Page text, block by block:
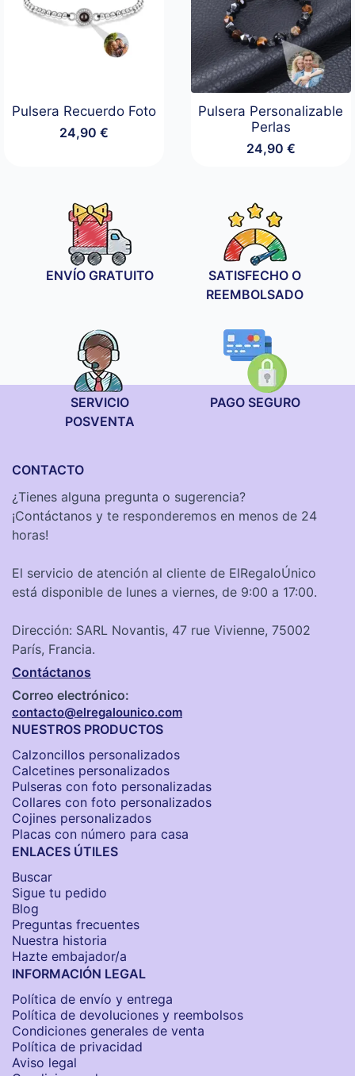
Pulsera Recuerdo Foto
24,90€
Pulsera Personalizable
Perlas
24,90 €
ENVÍO GRATUITO
SATISFECHO O
REEMBOLSADO
SERVICIO
POSVENTA
PAGO SEGURO
CONTACTO
¿Tienes alguna pregunta o sugerencia?
¡Contáctanos y te responderemos en menos de 24
horas!
El servicio de atención al cliente de ElRegaloÚnico
está disponible de lunes a viernes, de 9:00 a 17:00.
Dirección: SARL Novantis, 47 rue Vivienne, 75002
París, Francia.
Contáctanos
Correo electrónico:
contacto@elregalounico.com
NUESTROS PRODUCTOS
Calzoncillos personalizados​
Calcetines personalizados
Pulseras con foto personalizadas
Collares con foto personalizados
Cojines personalizados
Placas con número para casa
ENLACES ÚTILES
Buscar
Sigue tu pedido
Blog
Preguntas frecuentes
Nuestra historia
Hazte embajador/a
INFORMACIÓN LEGAL
Política de envío y entrega
Política de devoluciones y reembolsos
Condiciones generales de venta
Política de privacidad
Aviso legal